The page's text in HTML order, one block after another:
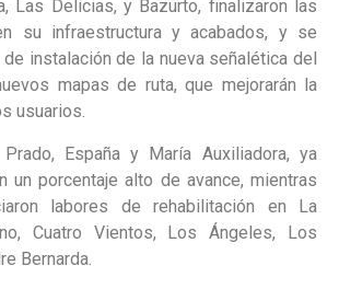
Las Delicias, y Bazurto, finalizaron las
su infraestructura y acabados, y se
instalación de la nueva señalética del
mapas de ruta, que mejorarán la
usuarios.
España y María Auxiliadora, ya
un porcentaje alto de avance, mientras
labores de rehabilitación en La
Cuatro Vientos, Los Ángeles, Los
Bernarda.